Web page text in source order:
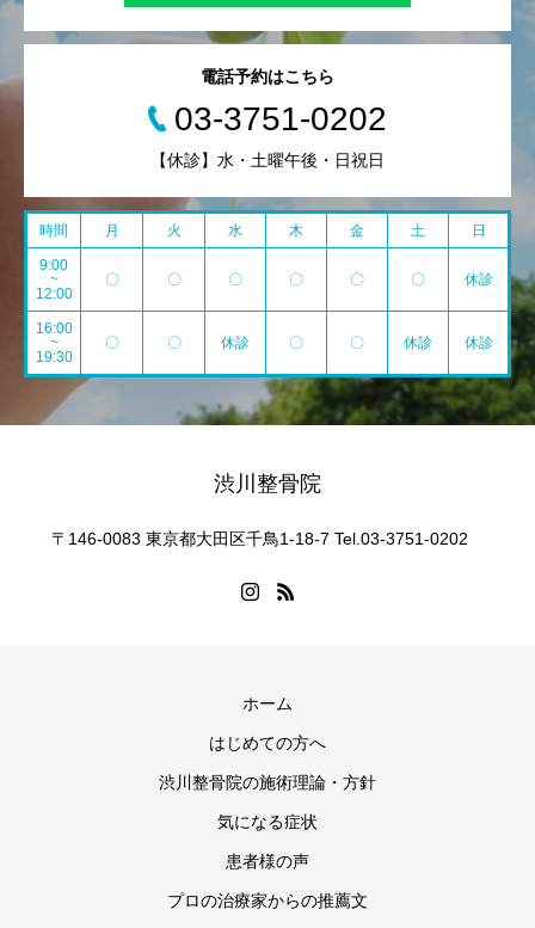
電話予約はこちら
03-3751-0202
【休診】水・土曜午後・日祝日
時間 月 火 水 木 金 土 日
9:00
~
12:00
〇 〇 〇 〇 〇 〇 休診
16:00
~
19:30
〇 〇 休診 〇 〇 休診 休診
渋川整骨院
〒146-0083 東京都大田区千鳥1-18-7 Tel.03-3751-0202
ホーム
はじめての方へ
渋川整骨院の施術理論・方針
気になる症状
患者様の声
プロの治療家からの推薦文